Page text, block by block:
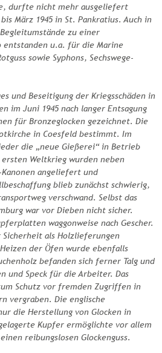
durfte nicht mehr ausgeliefert
März 1945 in St. Pankratius. Auch in
zu einer
entstanden u.a. für die Marine
sowie Syphons, Sechswege-
und Beseitigung der Kriegsschäden in
im Juni 1945 nach langer Entsagung
für Bronzeglocken gezeichnet. Die
in Coesfeld bestimmt. Im
die „neue Gießerei“ in Betrieb
Weltkrieg wurden neben
Kanonen angeliefert und
blieb zunächst schwierig,
verschwand. Selbst das
war vor Dieben nicht sicher.
waggonweise nach Gescher.
als Holzlieferungen
der Öfen wurde ebenfalls
befanden sich ferner Talg und
und Speck für die Arbeiter. Das
Schutz vor fremden Zugriffen in
vergraben. Die englische
die Herstellung von Glocken in
Kupfer ermöglichte vor allem
reibungslosen Glockenguss.